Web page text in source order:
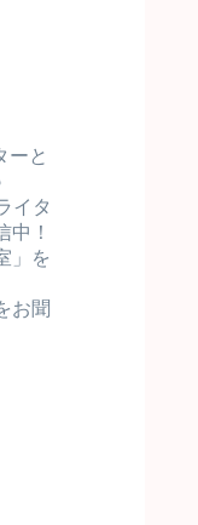
ーと
イタ
中！
」を
お聞